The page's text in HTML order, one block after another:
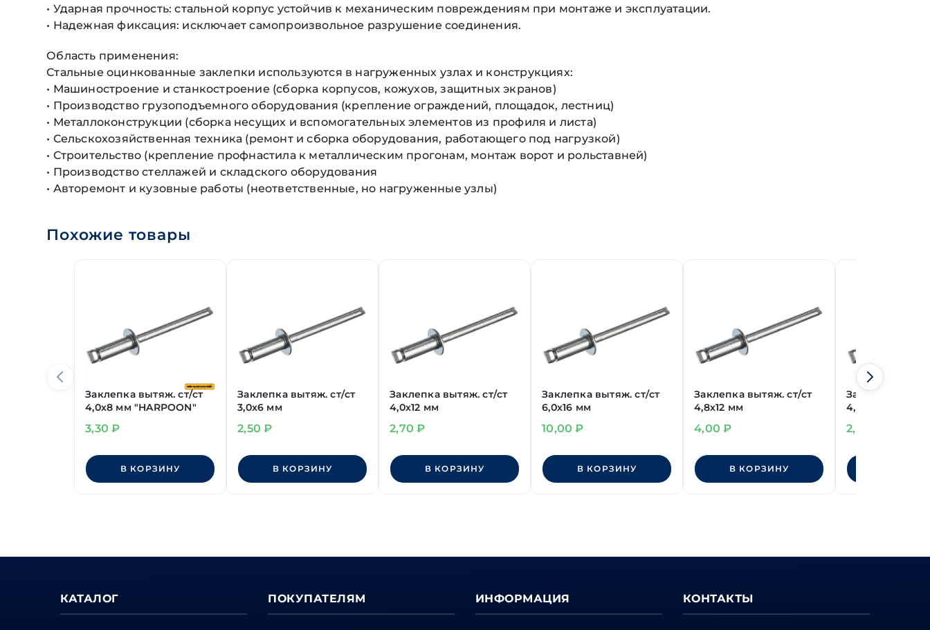
• Ударная прочность: стальной корпус устойчив к механическим повреждениям при монтаже и эксплуатации.
• Надежная фиксация: исключает самопроизвольное разрушение соединения.
Область применения:
Стальные оцинкованные заклепки используются в нагруженных узлах и конструкциях:
• Машиностроение и станкостроение (сборка корпусов, кожухов, защитных экранов)
• Производство грузоподъемного оборудования (крепление ограждений, площадок, лестниц)
• Металлоконструкции (сборка несущих и вспомогательных элементов из профиля и листа)
• Сельскохозяйственная техника (ремонт и сборка оборудования, работающего под нагрузкой)
• Строительство (крепление профнастила к металлическим прогонам, монтаж ворот и рольставней)
• Производство стеллажей и складского оборудования
• Авторемонт и кузовные работы (неответственные, но нагруженные узлы)
Похожие товары
Заклепка вытяж. ст/ст
4,0х8 мм "HARPOON"
3,30₽
В КОРЗИНУ
Заклепка вытяж. ст/ст
3,0х6 мм
2,50₽
В КОРЗИНУ
Заклепка вытяж. ст/ст
4,0х12 мм
2,70₽
В КОРЗИНУ
Заклепка вытяж. ст/ст
6,0х16 мм
10,00₽
В КОРЗИНУ
Заклепка вытяж. ст/ст
4,8х12 мм
4,00₽
В КОРЗИНУ
Заклепка
4,0х14 мм
2,80
КАТАЛОГ ПОКУПАТЕЛЯМ ИНФОРМАЦИЯ КОНТАКТЫ